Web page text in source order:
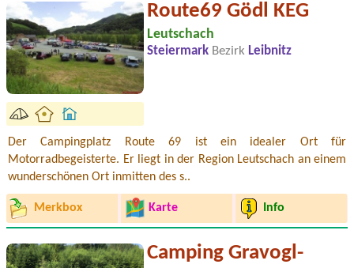
Route69 Gödl KEG
Leutschach
Steiermark Bezirk Leibnitz
Der Campingplatz Route 69 ist ein idealer Ort für
Motorradbegeisterte. Er liegt in der Region Leutschach an einem
wunderschönen Ort inmitten des s..
Merkbox Karte Info
Camping Gravogl-